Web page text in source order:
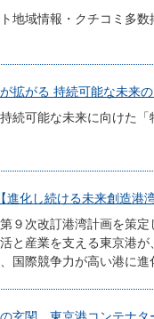
地域情報・クチコミ多数
拡がる 持続可能な未来
続可能な未来に向けた
進化し続ける未来創造港
９次改訂港湾計画を策定
と産業を支える東京港
国際競争力が高い港に進